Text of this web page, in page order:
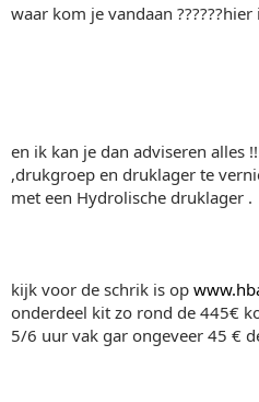
waar kom je vandaan
en ik kan je dan adviseren alles
,drukgroep en druklager te
met een Hydrolische druklager .
kijk voor de schrik is op
onderdeel kit zo rond de 445€
5/6 uur vak gar ongeveer 45 €